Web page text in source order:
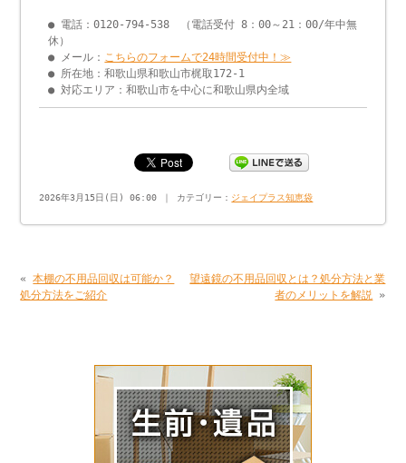
● 電話：0120-794-538 （電話受付 8：00～21：00/年中無
休）
● メール： こちらのフォームで24時間受付中！≫
● 所在地：和歌山県和歌山市梶取172-1
● 対応エリア：和歌山市を中心に和歌山県内全域
2026年3月15日(日) 06:00 ｜ カテゴリー： ジェイプラス知恵袋
«本棚の不用品回収は可能か？
処分方法をご紹介
望遠鏡の不用品回収とは？処分方法と業
者のメリットを解説 »